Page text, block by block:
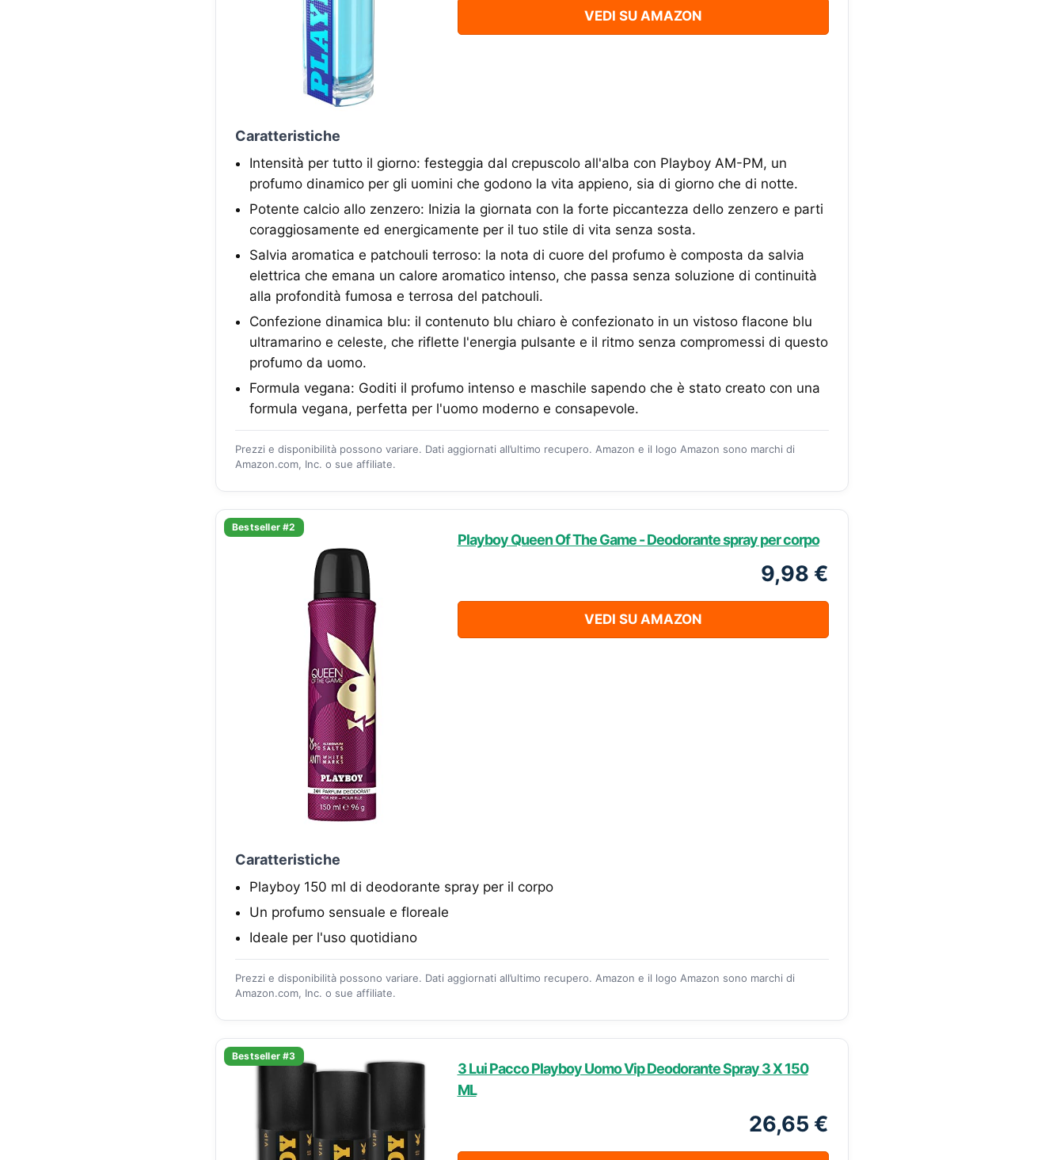
VEDI SU AMAZON
Caratteristiche
Intensità per tutto il giorno: festeggia dal crepuscolo all'alba con Playboy AM-PM, un
profumo dinamico per gli uomini che godono la vita appieno, sia di giorno che di notte.
Potente calcio allo zenzero: Inizia la giornata con la forte piccantezza dello zenzero e parti
coraggiosamente ed energicamente per il tuo stile di vita senza sosta.
Salvia aromatica e patchouli terroso: la nota di cuore del profumo è composta da salvia
elettrica che emana un calore aromatico intenso, che passa senza soluzione di continuità
alla profondità fumosa e terrosa del patchouli.
Confezione dinamica blu: il contenuto blu chiaro è confezionato in un vistoso flacone blu
ultramarino e celeste, che riflette l'energia pulsante e il ritmo senza compromessi di questo
profumo da uomo.
Formula vegana: Goditi il profumo intenso e maschile sapendo che è stato creato con una
formula vegana, perfetta per l'uomo moderno e consapevole.
Prezzi e disponibilità possono variare. Dati aggiornati all’ultimo recupero. Amazon e il logo Amazon sono marchi di
Amazon.com, Inc. o sue affiliate.
Bestseller #2
Playboy Queen Of The Game - Deodorante spray per corpo
9,98 €
VEDI SU AMAZON
Caratteristiche
Playboy 150 ml di deodorante spray per il corpo
Un profumo sensuale e floreale
Ideale per l'uso quotidiano
Prezzi e disponibilità possono variare. Dati aggiornati all’ultimo recupero. Amazon e il logo Amazon sono marchi di
Amazon.com, Inc. o sue affiliate.
Bestseller #3
3 Lui Pacco Playboy Uomo Vip Deodorante Spray 3 X 150
ML
26,65 €